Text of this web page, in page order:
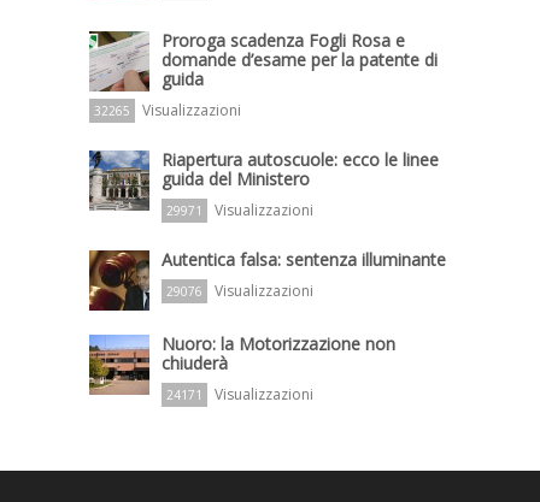
Proroga scadenza Fogli Rosa e
domande d’esame per la patente di
guida
32265 Visualizzazioni
Riapertura autoscuole: ecco le linee
guida del Ministero
29971 Visualizzazioni
Autentica falsa: sentenza illuminante
29076 Visualizzazioni
Nuoro: la Motorizzazione non
chiuderà
24171 Visualizzazioni